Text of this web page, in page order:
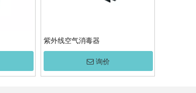
紫外线空气消毒器
询价